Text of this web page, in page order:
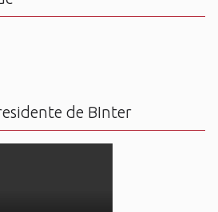
de BInter